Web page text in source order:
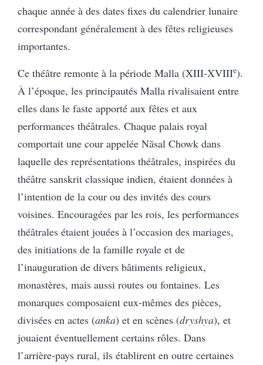
chaque année à des dates fixes du calendrier lunaire
correspondant généralement à des fêtes religieuses
importantes.
Ce théâtre remonte à la période Malla (XIII-XVIIIe).
À l’époque, les principautés Malla rivalisaient entre
elles dans le faste apporté aux fêtes et aux
performances théâtrales. Chaque palais royal
comportait une cour appelée Nāsal Chowk dans
laquelle des représentations théâtrales, inspirées du
théâtre sanskrit classique indien, étaient données à
l’intention de la cour ou des invités des cours
voisines. Encouragées par les rois, les performances
théâtrales étaient jouées à l’occasion des mariages,
des initiations de la famille royale et de
l’inauguration de divers bâtiments religieux,
monastères, mais aussi routes ou fontaines. Les
monarques composaient eux-mêmes des pièces,
divisées en actes (anka) et en scènes (dryshya), et
jouaient éventuellement certains rôles. Dans
l’arrière-pays rural, ils établirent en outre certaines